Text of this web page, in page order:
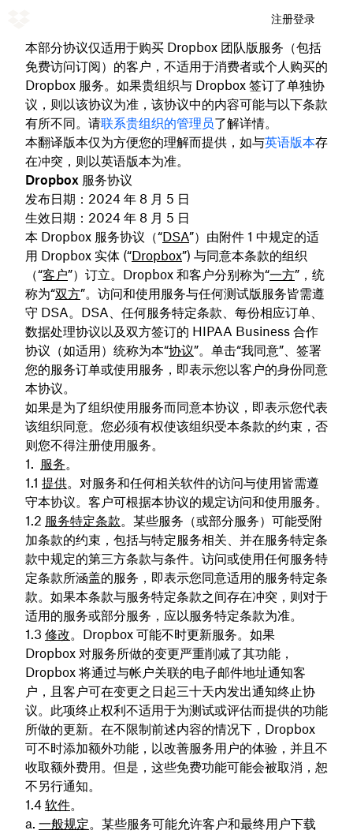
注册登录
本部分协议仅适用于购买 Dropbox 团队版服务（包括
免费访问订阅）的客户，不适用于消费者或个人购买的
Dropbox 服务。如果贵组织与 Dropbox 签订了单独协
议，则以该协议为准，该协议中的内容可能与以下条款
有所不同。请联系贵组织的管理员了解详情。
本翻译版本仅为方便您的理解而提供，如与英语版本存
在冲突，则以英语版本为准。
Dropbox 服务协议
发布日期：2024 年 8 月 5 日
生效日期：2024 年 8 月 5 日
本 Dropbox 服务协议（“DSA”）由附件 1 中规定的适
用 Dropbox 实体 (“Dropbox”) 与同意本条款的组织
（“客户”）订立。Dropbox 和客户分别称为“一方”，统
称为“双方”。 访问和使用服务与任何测试版服务皆需遵
守 DSA。DSA、任何服务特定条款、每份相应订单、
数据处理协议以及双方签订的 HIPAA Business 合作
协议（如适用）统称为本“协议”。单击“我同意”、签署
您的服务订单或使用服务，即表示您以客户的身份同意
本协议。
如果是为了组织使用服务而同意本协议，即表示您代表
该组织同意。您必须有权使该组织受本条款的约束，否
则您不得注册使用服务。
服务。
提供。对服务和任何相关软件的访问与使用皆需遵
守本协议。客户可根据本协议的规定访问和使用服务。
服务特定条款。某些服务（或部分服务）可能受附
加条款的约束，包括与特定服务相关、并在服务特定条
款中规定的第三方条款与条件。访问或使用任何服务特
定条款所涵盖的服务，即表示您同意适用的服务特定条
款。如果本条款与服务特定条款之间存在冲突，则对于
适用的服务或部分服务，应以服务特定条款为准。
修改。Dropbox 可能不时更新服务。如果
Dropbox 对服务所做的变更严重削减了其功能，
Dropbox 将通过与帐户关联的电子邮件地址通知客
户，且客户可在变更之日起三十天内发出通知终止协
议。此项终止权利不适用于为测试或评估而提供的功能
所做的更新。在不限制前述内容的情况下，Dropbox
可不时添加额外功能，以改善服务用户的体验，并且不
收取额外费用。但是，这些免费功能可能会被取消，恕
不另行通知。
软件。
一般规定。某些服务可能允许客户和最终用户下载